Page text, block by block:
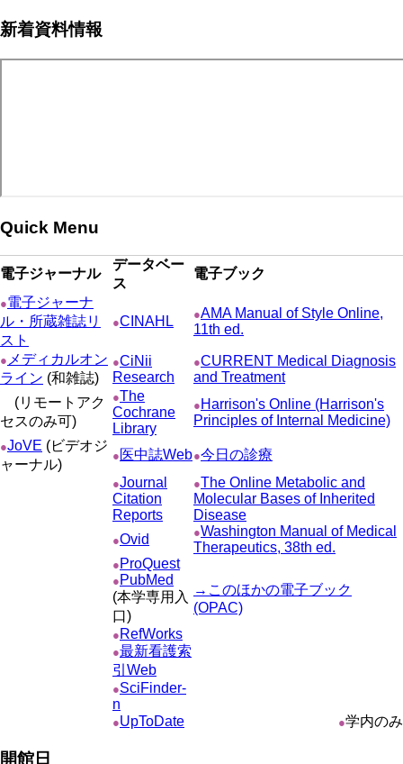
ジ
ー
新着資料情報
Quick Menu
電子ジャーナル
データベー
ス
電子ブック
●電子ジャーナ
ル・所蔵雑誌リ
スト
●CINAHL ●AMA Manual of Style Online,
11th ed.
● メディカルオン
ライン (和雑誌)
●CiNii
Research
●CURRENT Medical Diagnosis
and Treatment
(リモートアク
セスのみ可)
●The
Cochrane
Library
● Harrison's Online (Harrison's
Principles of Internal Medicine)
●JoVE (ビデオジ
ャーナル)
● 医中誌Web●今日の診療
●Journal
Citation
Reports
●The Online Metabolic and
Molecular Bases of Inherited
Disease
●Ovid ●Washington Manual of Medical
Therapeutics, 38th ed.
● ProQuest
● PubMed
(本学専用入
口)
→このほかの電子ブック
(OPAC)
● RefWorks
●最新看護索
引Web
●SciFinder-
n
●UpToDate ●学内のみ
開館日